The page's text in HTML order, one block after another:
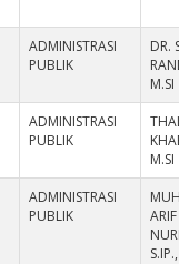
ADMINISTRASI
PUBLIK
DR.
M.SI
ADMINISTRASI
PUBLIK
M.SI
ADMINISTRASI
PUBLIK
ARIF